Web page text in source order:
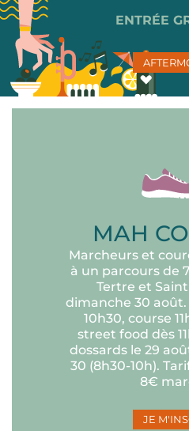
ENTRÉE
MAH
Marcheurs et
à un parcours de
Tertre et
dimanche 30
10h30, course
street food dès
dossards le 29
30 (8h30-10h).
8€
JE